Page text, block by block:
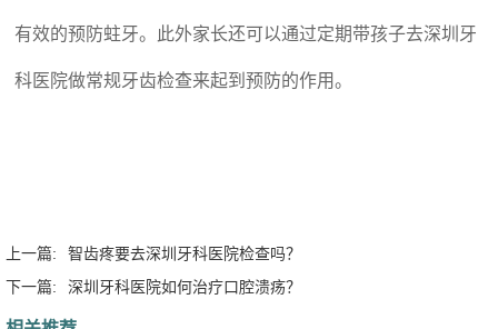
有效的预防蛀牙。此外家长还可以通过定期带孩子去深圳牙
科医院做常规牙齿检查来起到预防的作用。
上一篇:
智齿疼要去深圳牙科医院检查吗？
下一篇:
深圳牙科医院如何治疗口腔溃疡？